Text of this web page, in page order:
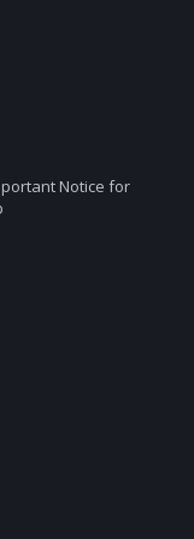
Notice for